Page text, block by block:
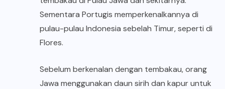
Sementara Portugis memperkenalkannya di
pulau-pulau Indonesia sebelah Timur, seperti di
Flores.
Sebelum berkenalan dengan tembakau, orang
Jawa menggunakan daun sirih dan kapur untuk